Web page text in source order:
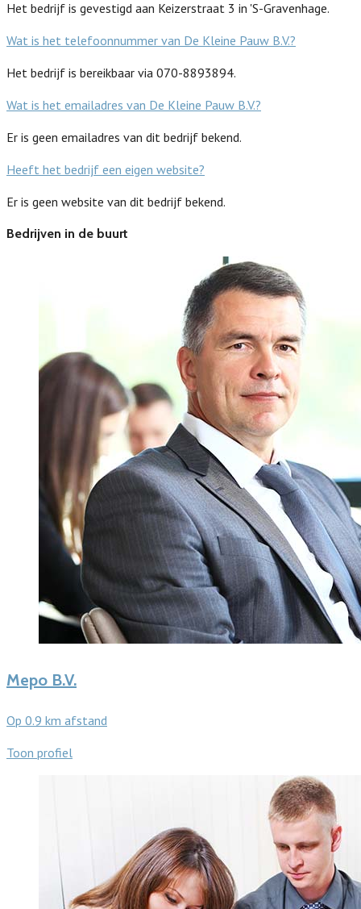
Het bedrijf is gevestigd aan Keizerstraat 3 in 'S-Gravenhage.
Wat is het telefoonnummer van De Kleine Pauw B.V.?
Het bedrijf is bereikbaar via 070-8893894.
Wat is het emailadres van De Kleine Pauw B.V.?
Er is geen emailadres van dit bedrijf bekend.
Heeft het bedrijf een eigen website?
Er is geen website van dit bedrijf bekend.
Bedrijven in de buurt
Mepo B.V.
Op 0.9 km afstand
Toon profiel